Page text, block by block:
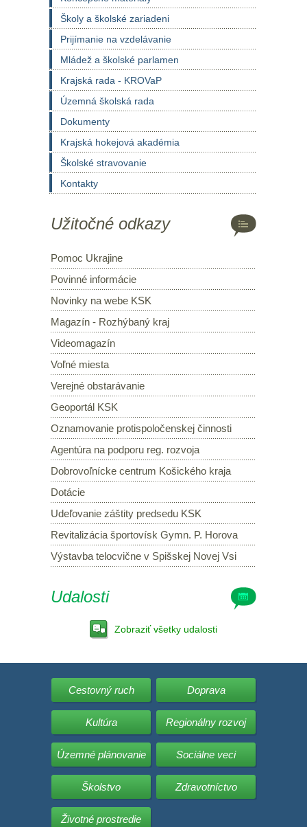
Školy a školské zariadeni
Prijímanie na vzdelávanie
Mládež a školské parlamen
Krajská rada - KROVaP
Územná školská rada
Dokumenty
Krajská hokejová akadémia
Školské stravovanie
Kontakty
Užitočné odkazy
Pomoc Ukrajine
Povinné informácie
Novinky na webe KSK
Magazín - Rozhýbaný kraj
Videomagazín
Voľné miesta
Verejné obstarávanie
Geoportál KSK
Oznamovanie protispoločenskej činnosti
Agentúra na podporu reg. rozvoja
Dobrovoľnícke centrum Košického kraja
Dotácie
Udeľovanie záštity predsedu KSK
Revitalizácia športovísk Gymn. P. Horova
Výstavba telocvične v Spišskej Novej Vsi
Udalosti
Zobraziť všetky udalosti
Cestovný ruch Doprava
Kultúra Regionálny rozvoj
Územné plánovanie Sociálne veci
Školstvo Zdravotníctvo
Životné prostredie